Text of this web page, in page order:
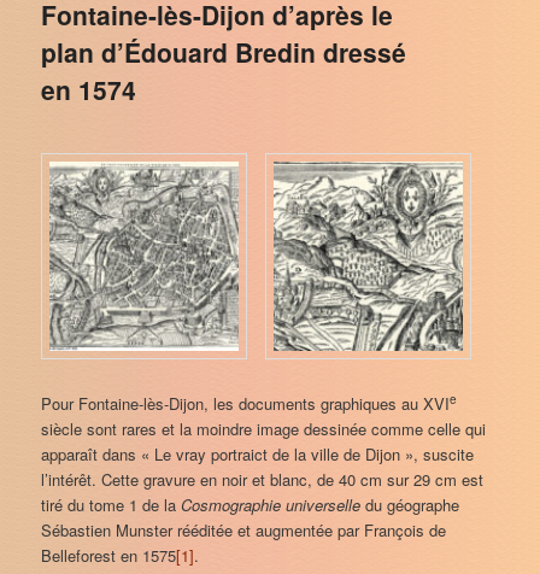
Fontaine-lès-Dijon d’après le
plan d’Édouard Bredin dressé
en 1574
Pour Fontaine-lès-Dijon, les documents graphiques au XVIe
siècle sont rares et la moindre image dessinée comme celle qui
apparaît dans « Le vray portraict de la ville de Dijon », suscite
l’intérêt. Cette gravure en noir et blanc, de 40 cm sur 29 cm est
tiré du tome 1 de laCosmographie universelledu géographe
Sébastien Munster rééditée et augmentée par François de
Belleforest en 1575[1].